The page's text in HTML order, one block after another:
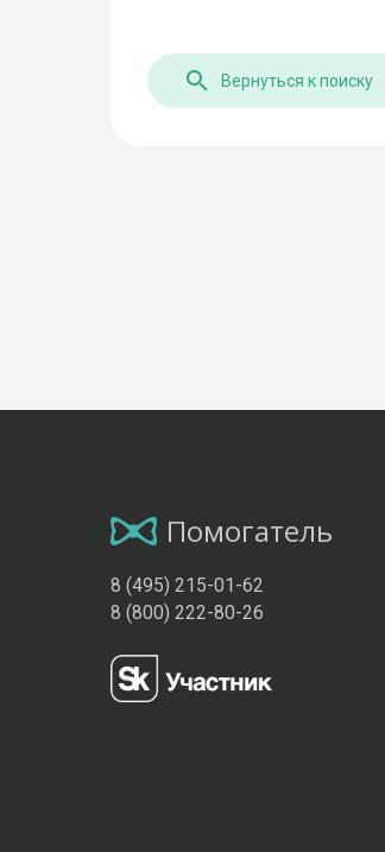
Вернуться к поиску
Помогатель
8 (495) 215-01-62
8 (800) 222-80-26